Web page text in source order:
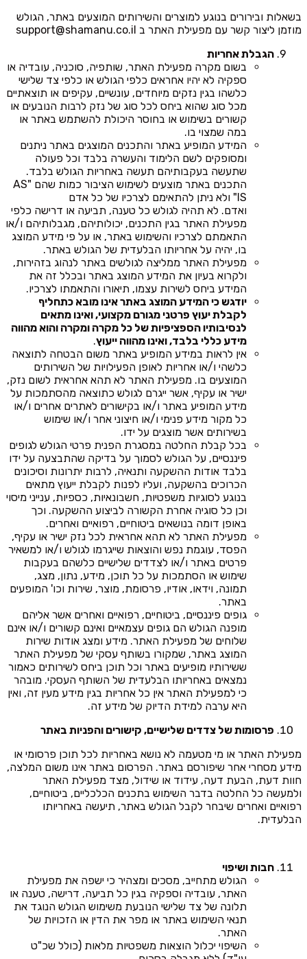
בשאלות ובירורים בנוגע למוצרים והשירותים המוצעים באתר, הגולש
מוזמן ליצור קשר עם מפעילת האתר ב support@shamanu.co.il
הגבלת אחריות
בשום מקרה מפעילת האתר, שותפיה, סוכניה, עובדיה או
ספקיה לא יהיו אחראים כלפי הגולש או כלפי צד שלישי
כלשהו בגין נזקים מיוחדים, עונשיים, עקיפים או תוצאתיים
מכל סוג שהוא ביחס לכל סוג של נזק לרבות הנובעים או
קשורים בשימוש או בחוסר היכולת להשתמש באתר או
במה שמצוי בו.
המידע המופיע באתר והתכנים המוצגים באתר ניתנים
ומסופקים לשם הלימוד והעשרה בלבד וכל פעולה
שתעשה בעקבותיהם תעשה באחריות הגולש בלבד.
התכנים באתר מוצעים לשימוש הציבור כמות שהם "AS
IS" ולא ניתן להתאימם לצרכיו של כל אדם
ואדם. לא תהיה לגולש כל טענה, תביעה או דרישה כלפי
מפעילת האתר בגין התכנים, יכולותיהם, מגבלותיהם ו/או
התאמתם לצרכיו והשימוש באתר, או על פי מידע המוצג
בו, יהיה על אחריותו הבלעדית של הגולש באתר.
מפעילת האתר ממליצה לגולשים באתר לנהוג בזהירות,
ולקרוא בעיון את המידע המוצג באתר ובכלל זה את
המידע ביחס לשירות עצמו, תיאורו והתאמתו לצרכיו.
יודגש כי המידע המוצג באתר אינו מובא כתחליף
לקבלת יעוץ פרטני מגורם מקצועי, ואינו מתאים
לנסיבותיו הספציפיות של כל מקרה ומקרה והוא מהווה
מידע כללי בלבד, ואינו מהווה ייעוץ.
אין לראות במידע המופיע באתר משום הבטחה לתוצאה
כלשהי ו/או אחריות לאופן הפעילויות של השירותים
המוצעים בו. מפעילת האתר לא תהא אחראית לשום נזק,
ישיר או עקיף, אשר ייגרם לגולש כתוצאה מהסתמכות על
מידע המופיע באתר ו/או בקישורים לאתרים אחרים ו/או
כל מקור מידע פנימי ו/או חיצוני אחר ו/או שימוש
בשירותים אשר מוצגים על ידו.
בכל קבלת החלטה במסגרת הפנית פרטי הגולש לגופים
פיננסיים, על הגולש לסמוך על בדיקה שהתבצעה על ידו
בלבד אודות ההשקעה ותנאיה, לרבות יתרונות וסיכונים
הכרוכים בהשקעה, ועליו לפנות לקבלת ייעוץ מתאים
בנוגע לסוגיות משפטיות, חשבונאיות, כספיות, ענייני מיסוי
וכן כל סוגיה אחרת הקשורה לביצוע ההשקעה. וכך
באופן דומה בנושאים ביטוחיים, רפואיים ואחרים.
מפעילת האתר לא תהא אחראית לכל נזק ישיר או עקיף,
הפסד, עוגמת נפש והוצאות שייגרמו לגולש ו/או למשאיר
פרטים באתר ו/או לצדדים שלישיים כלשהם בעקבות
שימוש או הסתמכות על כל תוכן, מידע, נתון, מצג,
תמונה, וידאו, אודיו, פרסומת, מוצר, שירות וכו' המופעים
באתר.
גופים פיננסיים, ביטוחיים, רפואיים ואחרים אשר אליהם
מופנה הגולש הם גופים עצמאיים ואינם קשורים ו/או אינם
שלוחים של מפעילת האתר. מידע ומצג אודות שירות
המוצג באתר, שמקורו בשותף עסקי של מפעילת האתר
ששירותיו מופיעים באתר וכל תוכן ביחס לשירותים כאמור
נמצאים באחריותו הבלעדית של השותף העסקי. מובהר
כי למפעילת האתר אין כל אחריות בגין מידע מעין זה, ואין
היא ערבה למידת הדיוק של מידע זה.
פרסומות של צדדים שלישיים, קישורים והפניות באתר
מפעילת האתר או מי מטעמה לא נושא באחריות לכל תוכן פרסומי או
מידע מסחרי אחר שיפורסם באתר. הפרסום באתר אינו משום המלצה,
חוות דעת, הבעת דעה, עידוד או שידול, מצד מפעילת האתר
ולמעשה כל החלטה בדבר השימוש בתכנים הכלכליים, ביטוחיים,
רפואיים ואחרים שיבחר לקבל הגולש באתר, תיעשה באחריותו
הבלעדית.
חבות ושיפוי
הגולש מתחייב, מסכים ומצהיר כי ישפה את מפעילת
האתר, עובדיה וספקיה בגין כל תביעה, דרישה, טענה או
תלונה של צד שלישי הנובעת משימוש הגולש הנוגד את
תנאי השימוש באתר או מפר את הדין או הזכויות של
האתר.
השיפוי יכלול הוצאות משפטיות מלאות (כולל שכ"ט